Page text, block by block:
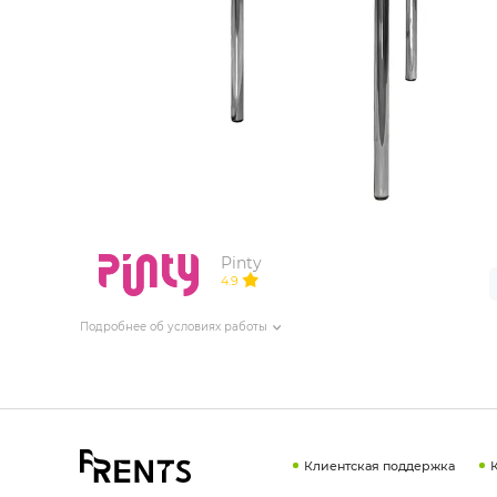
ИЗДЕЛИЯ ДЛЯ КОМФОРТА
ТЕХНИЧЕСКОЕ ОБОРУДОВАНИЕ
Pinty
4.9
Подробнее об условиях работы
Клиентская поддержка